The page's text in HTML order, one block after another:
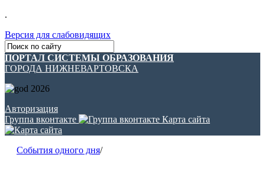
.
Версия для слабовидящих
ПОРТАЛ СИСТЕМЫ ОБРАЗОВАНИЯ
ГОРОДА НИЖНЕВАРТОВСКА
Авторизация
Группа вконтакте
Карта сайта
События одного дня/